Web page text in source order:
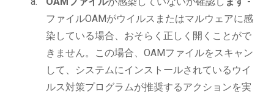
ファイルOAMがウイルスまたはマルウェアに感
染している場合、おそらく正しく開くことがで
きません。この場合、OAMファイルをスキャン
して、システムにインストールされているウイ
ルス対策プログラムが推奨するアクションを実